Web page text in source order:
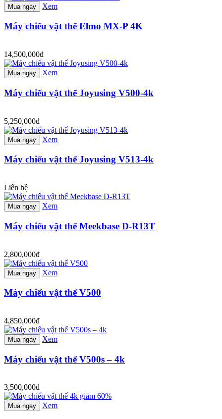
Mua ngay Xem
Máy chiếu vật thể Elmo MX-P 4K
14,500,000đ
Mua ngay Xem
Máy chiếu vật thể Joyusing V500-4k
5,250,000đ
Mua ngay Xem
Máy chiếu vật thể Joyusing V513-4k
Liên hệ
Mua ngay Xem
Máy chiếu vật thể Meekbase D-R13T
2,800,000đ
Mua ngay Xem
Máy chiếu vật thể V500
4,850,000đ
Mua ngay Xem
Máy chiếu vật thể V500s – 4k
3,500,000đ
Mua ngay Xem